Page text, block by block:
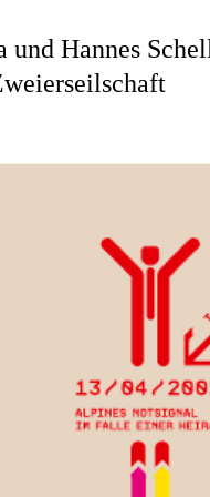
und Hannes